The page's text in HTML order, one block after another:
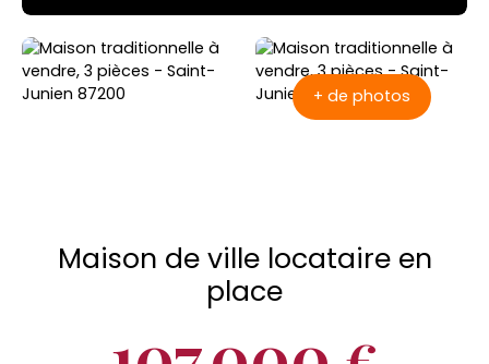
+ de photos
Maison de ville locataire en
place